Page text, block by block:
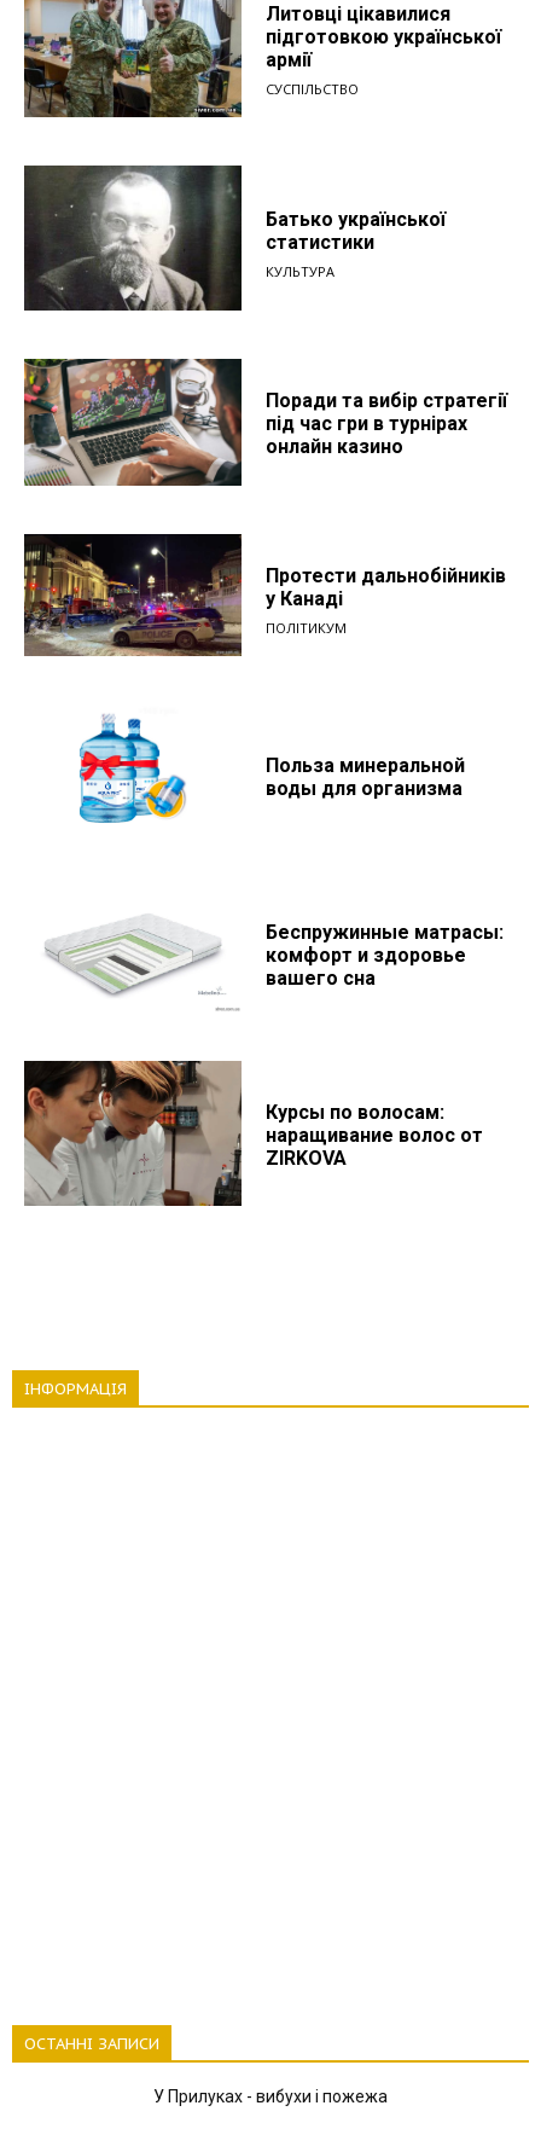
Литовці цікавилися
підготовкою української
армії
СУСПІЛЬСТВО
Батько української
статистики
КУЛЬТУРА
Поради та вибір стратегії
під час гри в турнірах
онлайн казино
Протести дальнобійників
у Канаді
ПОЛІТИКУМ
Польза минеральной
воды для организма
Беспружинные матрасы:
комфорт и здоровье
вашего сна
Курсы по волосам:
наращивание волос от
ZIRKOVA
ІНФОРМАЦІЯ
ОСТАННІ ЗАПИСИ
У Прилуках - вибухи і пожежа